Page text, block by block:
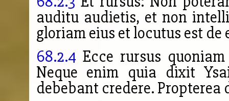
auditu audietis, et non
gloriam eius et locutus est de
68.2.4 Ecce rursus
Neque enim quia dixit
debebant credere. Propterea